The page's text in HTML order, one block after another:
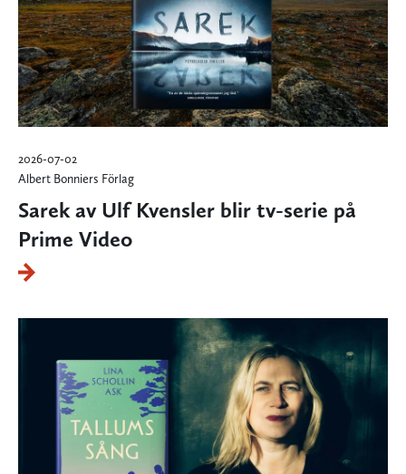
2026-07-02
Albert Bonniers Förlag
Sarek av Ulf Kvensler blir tv-serie på
Prime Video